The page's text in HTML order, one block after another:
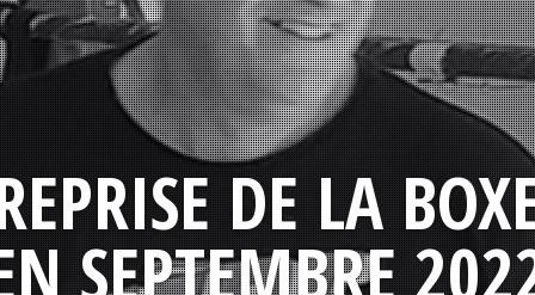
DE LA
SEPTEMBRE